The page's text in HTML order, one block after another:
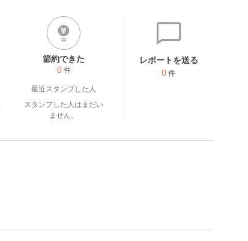
節約できた
0 件
最近スタンプした人
スタンプした人はまだい
ません。
レポートを送る
0 件